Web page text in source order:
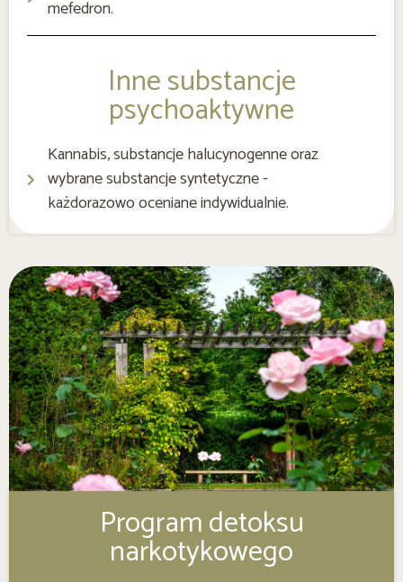
mefedron.
Inne substancje
psychoaktywne
Kannabis, substancje halucynogenne oraz
wybrane substancje syntetyczne -
każdorazowo oceniane indywidualnie.
Program detoksu
narkotykowego